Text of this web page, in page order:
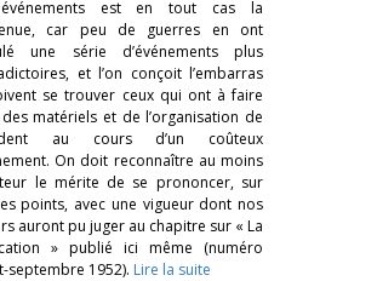
est en tout cas la
car peu de guerres en ont
une série d’événements plus
et l’on conçoit l’embarras
se trouver ceux qui ont à faire
matériels et de l’organisation de
au cours d’un coûteux
On doit reconnaître au moins
le mérite de se prononcer, sur
points, avec une vigueur dont nos
auront pu juger au chapitre sur « La
» publié ici même (numéro
septembre 1952). Lire la suite